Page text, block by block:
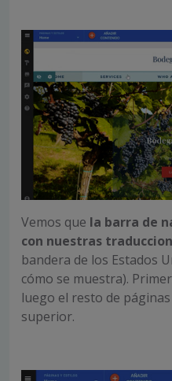
Vemos que la barra de
con nuestras
bandera de los Estados
cómo se muestra).
luego el resto de
superior.